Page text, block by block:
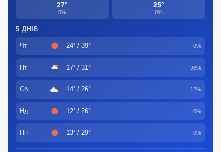
27°
0%
25°
0%
5 ДНІВ
Чт 24° / 39° 0%
Пт 17° / 31° 96%
Сб 14° / 26° 12%
Нд 12° / 26° 0%
Пн 13° / 29° 0%